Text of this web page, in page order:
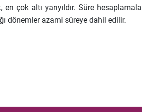
çok altı yarıyıldır. Süre
dönemler azami süreye dahil edilir.